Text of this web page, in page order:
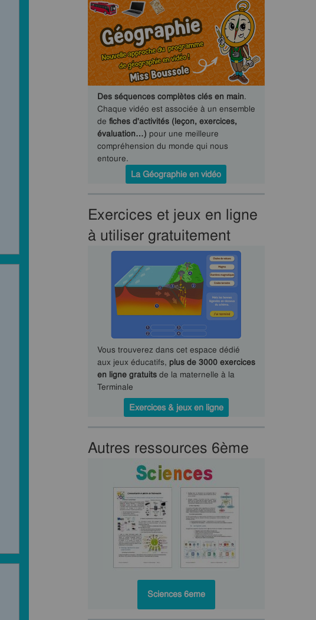
Des séquences complètes clés en main.
Chaque vidéo est associée à un ensemble
de fiches d'activités (leçon, exercices,
évaluation…) pour une meilleure
compréhension du monde qui nous
entoure.
La Géographie en vidéo
Exercices et jeux en ligne
à utiliser gratuitement
Vous trouverez dans cet espace dédié
aux jeux éducatifs, plus de 3000 exercices
en ligne gratuitsde la maternelle à la
Terminale
Exercices & jeux en ligne
Autres ressources 6ème
Sciences 6eme